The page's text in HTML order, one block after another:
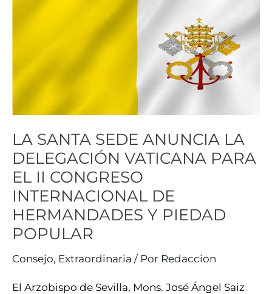
LA SANTA SEDE ANUNCIA LA
DELEGACIÓN VATICANA PARA
EL II CONGRESO
INTERNACIONAL DE
HERMANDADES Y PIEDAD
POPULAR
Consejo, Extraordinaria / Por Redaccion
El Arzobispo de Sevilla, Mons. José Ángel Saiz
II
CONGRESO
INTERNACIONAL
DE
HERMANDADES
Y
PIEDAD
POPULAR